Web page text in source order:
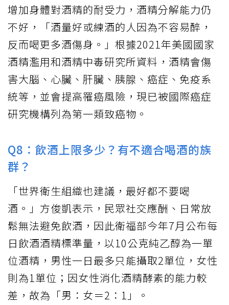
增加身體對酒精的耐受力，酒精分解能力仍
不好，「酒量好或練酒的人因為不容易醉，
反而喝更多酒傷身。」根據2021年美國國家
酒精濫用和酒精中毒研究所資料，酒精會傷
害大腦、心臟、肝臟、胰腺、癌症、免疫系
統等，並會提高罹癌風險，現已被國際癌症
研究機構列為第一類致癌物。
Q8：飲酒上限多少？有不適合喝酒的族
群？
「世界衛生組織也建議，最好都不要喝
酒。」方俊凱表示，民眾社交應酬、日常放
鬆無法避免飲酒，因此衛福部今年7月公布每
日飲酒酒精標準量，以10公克純乙醇為一單
位酒精，男性一日最多只能攝取2單位，女性
則為1單位；因女性消化酒精酵素的能力較
差，故為「男：女＝2：1」。